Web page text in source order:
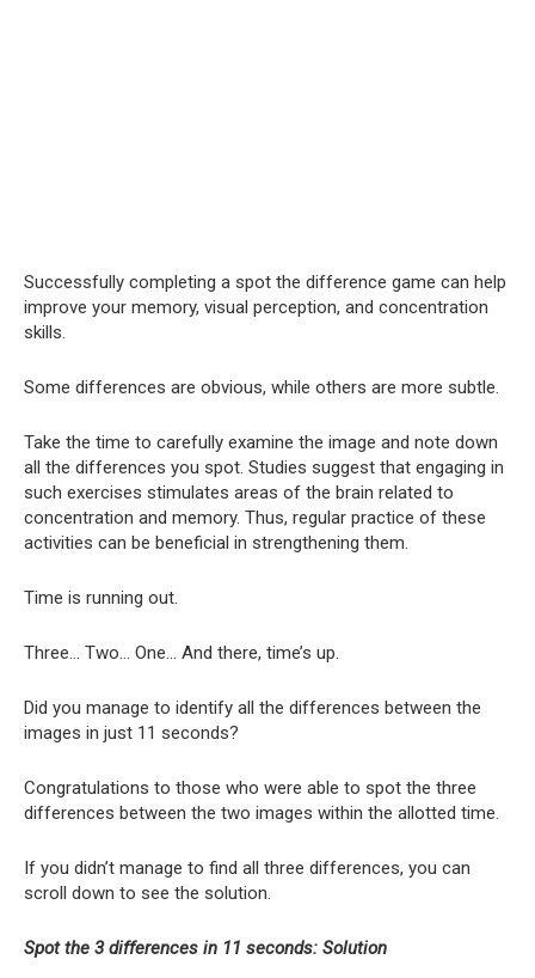
Successfully completing a spot the difference game can help
improve your memory, visual perception, and concentration
skills.
Some differences are obvious, while others are more subtle.
Take the time to carefully examine the image and note down
all the differences you spot. Studies suggest that engaging in
such exercises stimulates areas of the brain related to
concentration and memory. Thus, regular practice of these
activities can be beneficial in strengthening them.
Time is running out.
Three… Two… One… And there, time’s up.
Did you manage to identify all the differences between the
images in just 11 seconds?
Congratulations to those who were able to spot the three
differences between the two images within the allotted time.
If you didn’t manage to find all three differences, you can
scroll down to see the solution.
Spot the 3 differences in 11 seconds: Solution